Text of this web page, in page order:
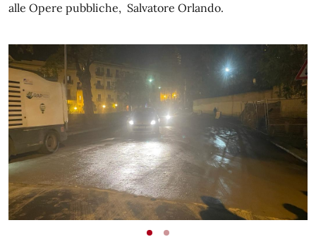
alle Opere pubbliche, Salvatore Orlando.